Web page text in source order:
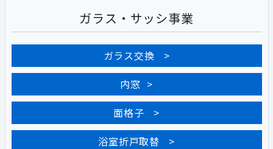
ガラス・サッシ事業
ガラス交換
内窓
面格子
浴室折戸取替